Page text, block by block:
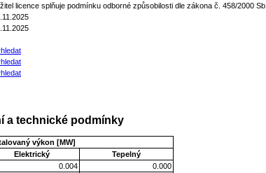
licence splňuje podmínku odborné způsobilosti dle zákona č. 458/2000 Sb.
a technické podmínky
výkon [MW]
Elektrický
Tepelný
0.004
0.000